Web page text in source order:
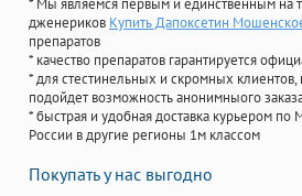
* Мы являемся первым и единственным на
дженериков Купить Дапоксетин
препаратов
* качество препаратов гарантируется
* для стестинельных и скромных
подойдет возможность анонимныого
* быстрая и удобная доставка курьером по
России в другие регионы 1м классом
Покупать у нас выгодно